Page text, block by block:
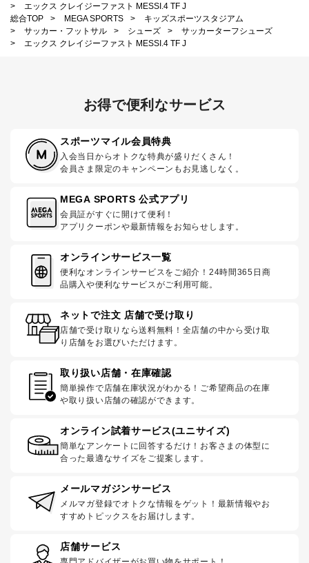
>
エックス クレイジーファスト MESSI.4 TF J
総合TOP
> MEGA SPORTS >
キッズスポーツスタジアム
>
サッカー・フットサル > シューズ >
サッカーターフシューズ
>
エックス クレイジーファスト MESSI.4 TF J
お得で便利なサービス
スポーツマイル会員特典
入会当日からオトクな特典が盛りだくさん！
会員さま限定のキャンペーンもお見逃しなく。
MEGA SPORTS 公式アプリ
会員証がすぐに開けて便利！
アプリクーポンや最新情報をお知らせします。
オンラインサービス一覧
便利なオンラインサービスをご紹介！24時間365日商
品購入や便利なサービスがご利用可能。
ネットで注文 店舗で受け取り
店舗で受け取りなら送料無料！全店舗の中から受け取
り店舗をお選びいただけます。
取り扱い店舗・在庫確認
簡単操作で店舗在庫状況がわかる！ご希望商品の在庫
や取り扱い店舗の確認ができます。
オンライン試着サービス(ユニサイズ)
簡単なアンケートに回答するだけ！お客さまの体型に
合った最適なサイズをご提案します。
メールマガジンサービス
メルマガ登録でオトクな情報をゲット！最新情報やお
すすめトピックスをお届けします。
店舗サービス